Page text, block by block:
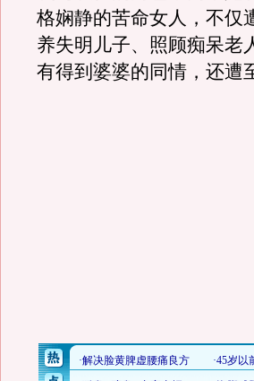
格娴静的苦命女人，不仅
养失明儿子、照顾痴呆老
有得到婆婆的同情，还遭